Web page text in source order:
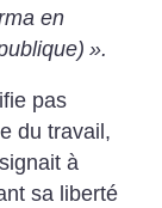
en
».
pas
du travail,
à
sa liberté